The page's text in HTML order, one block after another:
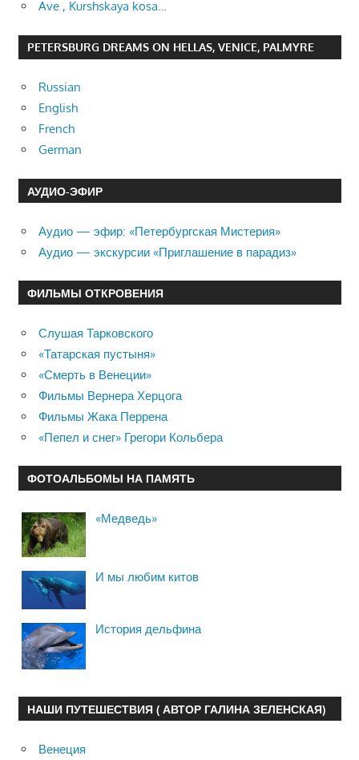
Ave , Kurshskaya kosa…
PETERSBURG DREAMS ON HELLAS, VENICE, PALMYRE
Russian
English
French
German
АУДИО-ЭФИР
Аудио — эфир: «Петербургская Мистерия»
Аудио — экскурсии «Приглашение в парадиз»
ФИЛЬМЫ ОТКРОВЕНИЯ
Слушая Тарковского
«Татарская пустыня»
«Смерть в Венеции»
Фильмы Вернера Херцога
Фильмы Жака Перрена
«Пепел и снег» Грегори Кольбера
ФОТОАЛЬБОМЫ НА ПАМЯТЬ
«Медведь»
И мы любим китов
История дельфина
НАШИ ПУТЕШЕСТВИЯ ( АВТОР ГАЛИНА ЗЕЛЕНСКАЯ)
Венеция